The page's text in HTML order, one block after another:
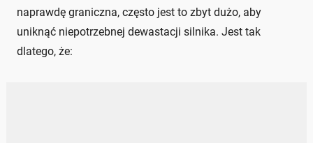
naprawdę graniczna, często jest to zbyt dużo, aby
uniknąć niepotrzebnej dewastacji silnika. Jest tak
dlatego, że: